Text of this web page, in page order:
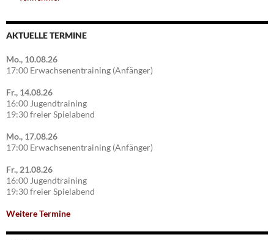
AKTUELLE TERMINE
Mo., 10.08.26
17:00 Erwachsenentraining (Anfänger)
Fr., 14.08.26
16:00 Jugendtraining
19:30 freier Spielabend
Mo., 17.08.26
17:00 Erwachsenentraining (Anfänger)
Fr., 21.08.26
16:00 Jugendtraining
19:30 freier Spielabend
Weitere Termine